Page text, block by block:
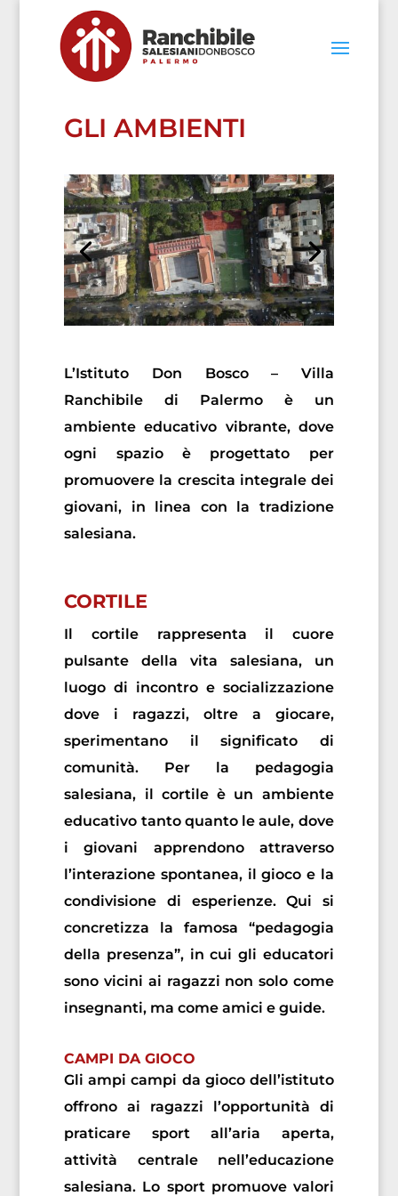
GLI AMBIENTI
L’Istituto Don Bosco – Villa
Ranchibile di Palermo è un
ambiente educativo vibrante, dove
ogni spazio è progettato per
promuovere la crescita integrale dei
giovani, in linea con la tradizione
salesiana.
CORTILE
Il cortile rappresenta il cuore
pulsante della vita salesiana, un
luogo di incontro e socializzazione
dove i ragazzi, oltre a giocare,
sperimentano il significato di
comunità. Per la pedagogia
salesiana, il cortile è un ambiente
educativo tanto quanto le aule, dove
i giovani apprendono attraverso
l’interazione spontanea, il gioco e la
condivisione di esperienze. Qui si
concretizza la famosa “pedagogia
della presenza”, in cui gli educatori
sono vicini ai ragazzi non solo come
insegnanti, ma come amici e guide.
CAMPI DA GIOCO
Gli ampi campi da gioco dell’istituto
offrono ai ragazzi l’opportunità di
praticare sport all’aria aperta,
attività centrale nell’educazione
salesiana. Lo sport promuove valori